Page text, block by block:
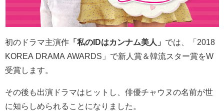
初のドラマ主演作 「私のIDはカンナム美人」 では、
「2018
KOREA DRAMA AWARDS」で新人賞＆韓流スター賞をW
受賞します。
その後も出演ドラマはヒットし、俳優チャウヌの名前が世
に知らしめられることになりました。